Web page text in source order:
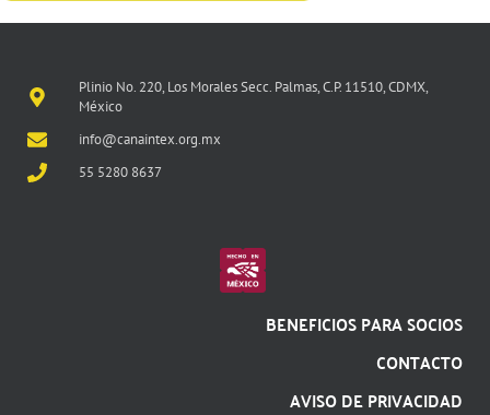
Plinio No. 220, Los Morales Secc. Palmas, C.P. 11510, CDMX,
México
info@canaintex.org.mx
55 5280 8637
BENEFICIOS PARA SOCIOS
CONTACTO
AVISO DE PRIVACIDAD